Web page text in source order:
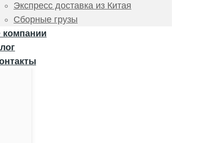
Экспресс доставка из Китая
Сборные грузы
компании